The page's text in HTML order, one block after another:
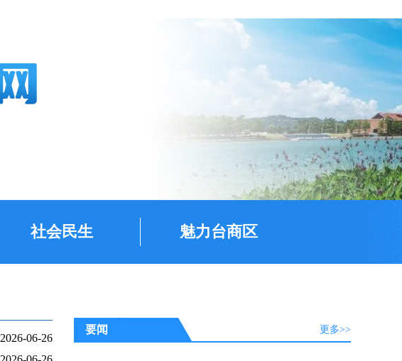
社会民生 魅力台商区
2026-06-26
更多>>
要闻